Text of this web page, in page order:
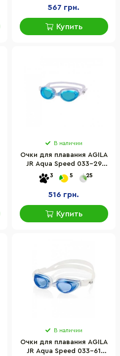
567 грн.
Купить
В наличии
Очки для плавания AGILA
JR Aqua Speed 033-29
голубой, прозрачный,
OSFM
3 5 25
516 грн.
Купить
В наличии
Очки для плавания AGILA
JR Aqua Speed 033-61